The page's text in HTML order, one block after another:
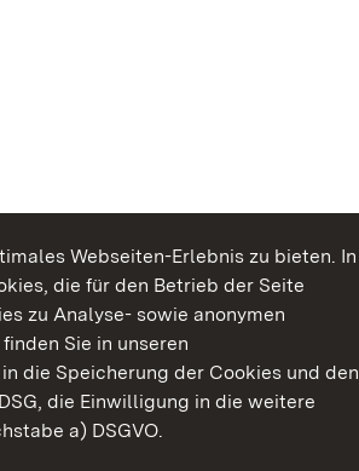
Webseiten-Erlebnis zu bieten. In
die für den Betrieb der Seite
zu Analyse- sowie anonymen
Sie in unseren
die Speicherung der Cookies und den
die Einwilligung in die weitere
a) DSGVO.